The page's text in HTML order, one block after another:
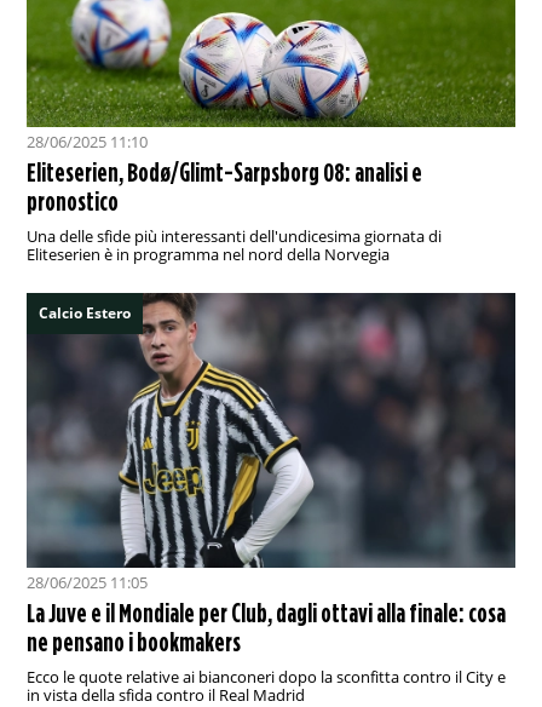
28/06/2025 11:10
Eliteserien, Bodø/Glimt-Sarpsborg 08: analisi e
pronostico
Una delle sfide più interessanti dell'undicesima giornata di
Eliteserien è in programma nel nord della Norvegia
Calcio Estero
28/06/2025 11:05
La Juve e il Mondiale per Club, dagli ottavi alla finale: cosa
ne pensano i bookmakers
Ecco le quote relative ai bianconeri dopo la sconfitta contro il City e
in vista della sfida contro il Real Madrid